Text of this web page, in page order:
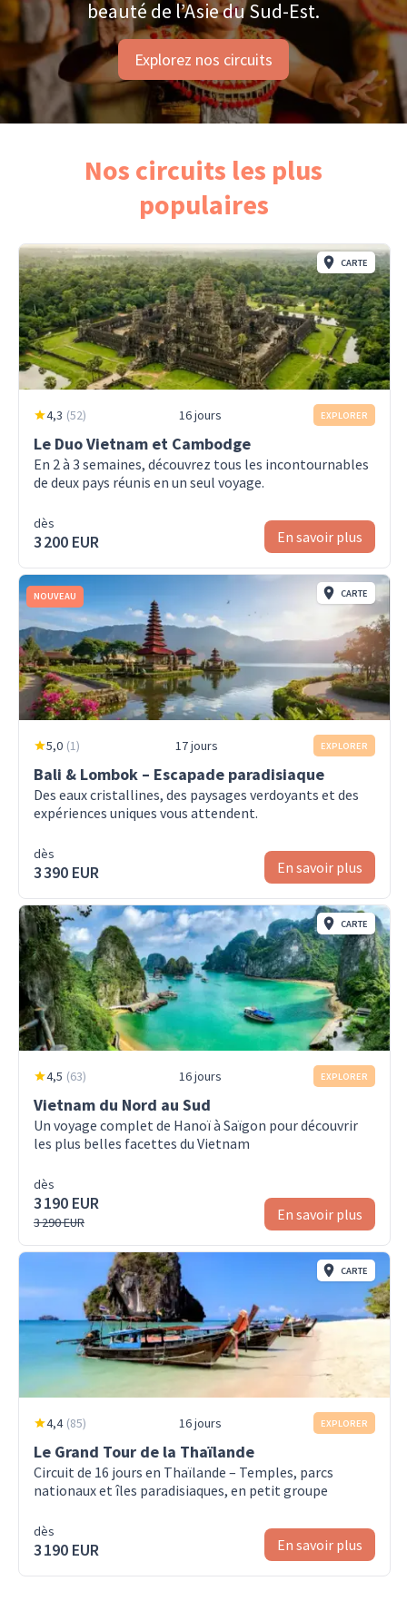
beauté de l’Asie du Sud-Est.
Explorez nos circuits
Nos circuits les plus
populaires
CARTE
4,3 (52) 16 jours EXPLORER
Le Duo Vietnam et Cambodge
En 2 à 3 semaines, découvrez tous les incontournables
de deux pays réunis en un seul voyage.
dès
3 200 EUR En savoir plus
NOUVEAU CARTE
5,0 (1) 17 jours EXPLORER
Bali & Lombok – Escapade paradisiaque
Des eaux cristallines, des paysages verdoyants et des
expériences uniques vous attendent.
dès
3 390 EUR En savoir plus
CARTE
4,5 (63) 16 jours EXPLORER
Vietnam du Nord au Sud
Un voyage complet de Hanoï à Saïgon pour découvrir
les plus belles facettes du Vietnam
dès
3 190 EUR
3 290 EUR En savoir plus
CARTE
4,4 (85) 16 jours EXPLORER
Le Grand Tour de la Thaïlande
Circuit de 16 jours en Thaïlande – Temples, parcs
nationaux et îles paradisiaques, en petit groupe
dès
3 190 EUR En savoir plus